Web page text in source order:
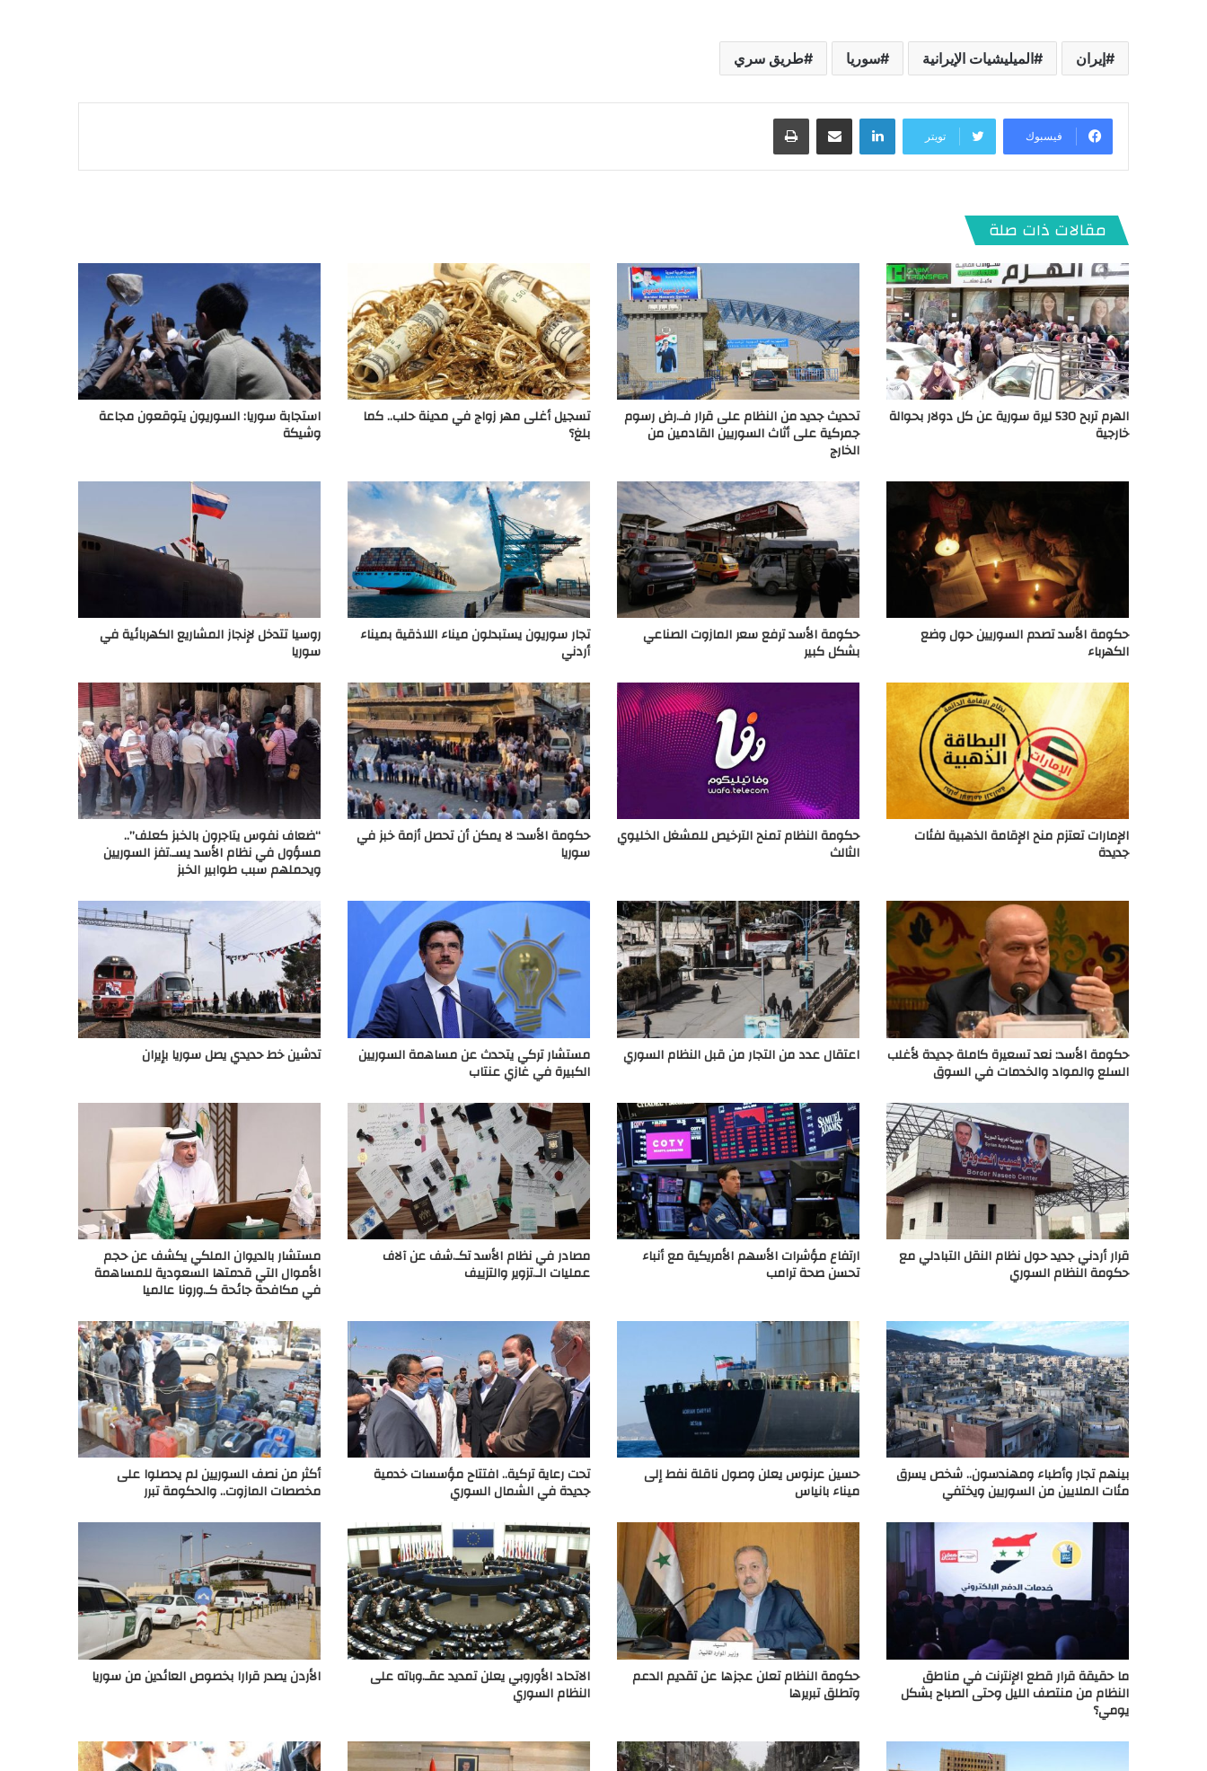
إيران الميليشيات الإيرانية سوريا طريق سري
فيسبوك تويتر
لينكدإن
مقالات ذات صلة
الهرم تربح 530 ليرة سورية عن كل دولار بحوالة
خارجية
تحديث جديد من النظام على قرار فـ.رض رسوم
جمركية على أثاث السوريين القادمين من
الخارج
تسجيل أغلى مهر زواج في مدينة حلب.. كما
بلغ؟
استجابة سوريا: السوريون يتوقعون مجاعة
وشيكة
حكومة الأسد تصدم السوريين حول وضع
الكهرباء
حكومة الأسد ترفع سعر المازوت الصناعي
بشكل كبير
تجار سوريون يستبدلون ميناء اللاذقية بميناء
أردني
روسيا تتدخل لإنجاز المشاريع الكهربائية في
سوريا
الإمارات تعتزم منح الإقامة الذهبية لفئات
جديدة
حكومة النظام تمنح الترخيص للمشغل الخليوي
الثالث
حكومة الأسد: لا يمكن أن تحصل أزمة خبز في
سوريا
“ضعاف نفوس يتاجرون بالخبز كعلف”..
مسؤول في نظام الأسد يسـ.تفز السوريين
ويحملهم سبب طوابير الخبز
حكومة الأسد: نعد تسعيرة كاملة جديدة لأغلب
السلع والمواد والخدمات في السوق
اعتقال عدد من التجار من قبل النظام السوري مستشار تركي يتحدث عن مساهمة السوريين
الكبيرة في غازي عنتاب
تدشين خط حديدي يصل سوريا بإيران
قرار أردني جديد حول نظام النقل التبادلي مع
حكومة النظام السوري
ارتفاع مؤشرات الأسهم الأمريكية مع أنباء
تحسن صحة ترامب
مصادر في نظام الأسد تكـ.شف عن آلاف
عمليات الـ.تزوير والتزييف
مستشار بالديوان الملكي يكشف عن حجم
الأموال التي قدمتها السعودية للمساهمة
في مكافحة جائحة كـ.ورونا عالميا
بينهم تجار وأطباء ومهندسون.. شخص يسرق
مئات الملايين من السوريين ويختفي
حسين عرنوس يعلن وصول ناقلة نفط إلى
ميناء بانياس
تحت رعاية تركية.. افتتاح مؤسسات خدمية
جديدة في الشمال السوري
أكثر من نصف السوريين لم يحصلوا على
مخصصات المازوت.. والحكومة تبرر
ما حقيقة قرار قطع الإنترنت في مناطق
النظام من منتصف الليل وحتى الصباح بشكل
يومي؟
حكومة النظام تعلن عجزها عن تقديم الدعم
وتطلق تبريرها
الاتحاد الأوروبي يعلن تمديد عقـ.وباته على
النظام السوري
الأردن يصدر قرارا بخصوص العائدين من سوريا